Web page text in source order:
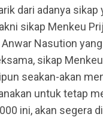
dari adanya
sikap Menkeu
Nasution
sikap
seakan-akan
untuk tetap
ini, akan segera